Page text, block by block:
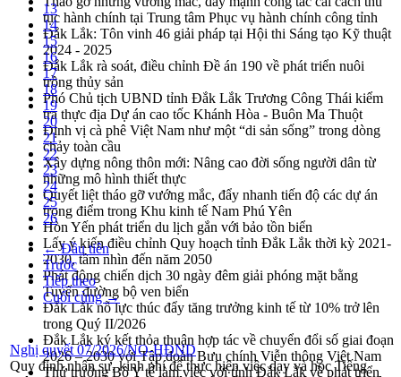
tục hành chính tại Trung tâm Phục vụ hành chính công tỉnh
Đắk Lắk: Tôn vinh 46 giải pháp tại Hội thi Sáng tạo Kỹ thuật
2024 - 2025
Đắk Lắk rà soát, điều chỉnh Đề án 190 về phát triển nuôi
trồng thủy sản
Phó Chủ tịch UBND tỉnh Đắk Lắk Trương Công Thái kiểm
tra thực địa Dự án cao tốc Khánh Hòa - Buôn Ma Thuột
Định vị cà phê Việt Nam như một “di sản sống” trong dòng
chảy toàn cầu
Xây dựng nông thôn mới: Nâng cao đời sống người dân từ
những mô hình thiết thực
Quyết liệt tháo gỡ vướng mắc, đẩy nhanh tiến độ các dự án
trọng điểm trong Khu kinh tế Nam Phú Yên
Hòn Yến phát triển du lịch gắn với bảo tồn biển
Lấy ý kiến điều chỉnh Quy hoạch tỉnh Đắk Lắk thời kỳ 2021-
2030, tầm nhìn đến năm 2050
Phát động chiến dịch 30 ngày đêm giải phóng mặt bằng
Tuyến đường bộ ven biển
Đắk Lắk nỗ lực thúc đẩy tăng trưởng kinh tế từ 10% trở lên
trong Quý II/2026
Đắk Lắk ký kết thỏa thuận hợp tác về chuyển đổi số giai đoạn
2026 – 2030 với Tập đoàn Bưu chính Viễn thông Việt Nam
Thứ trưởng Bộ Y tế làm việc với tỉnh Đắk Lắk về phát triển
13
14
15
16
17
18
19
20
21
22
23
24
25
26
← Đầu tiên
Trước
Tiếp theo
Cuối cùng →
Nghị quyết 07/2026/NQ-HĐND
Quy định nhân sự, kinh phí để thực hiện việc dạy và học Tiếng